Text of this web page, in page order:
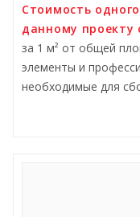
Стоимость
данному проекту
за 1 м² от общей
элементы и
необходимые для